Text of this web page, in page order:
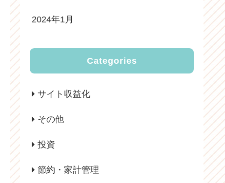
2024年1月
Categories
サイト収益化
その他
投資
節約・家計管理